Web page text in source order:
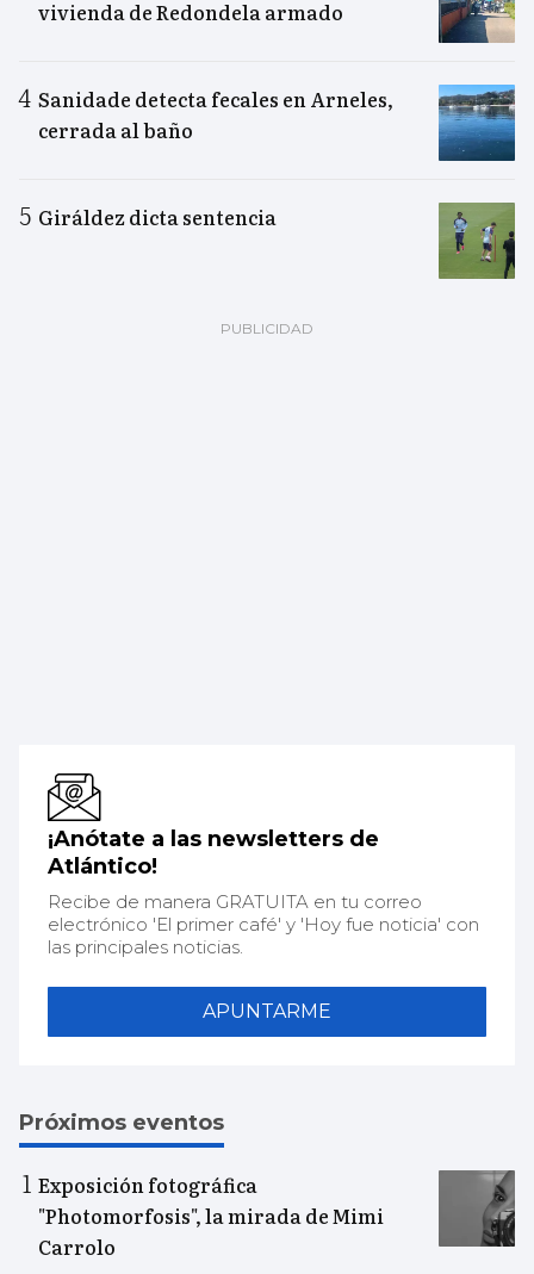
vivienda de Redondela armado
Sanidade detecta fecales en Arneles,
cerrada al baño
Giráldez dicta sentencia
¡Anótate a las newsletters de
Atlántico!
Recibe de manera GRATUITA en tu correo
electrónico 'El primer café' y 'Hoy fue noticia' con
las principales noticias.
APUNTARME
Próximos eventos
Exposición fotográfica
"Photomorfosis", la mirada de Mimi
Carrolo